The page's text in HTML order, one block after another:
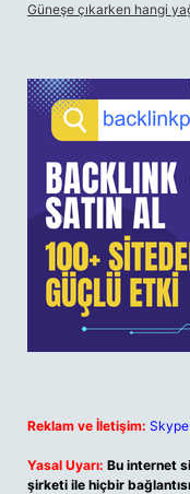
Güneşe çıkarken hangi
Reklam ve İletişim:
Yasal Uyarı: Bu internet
şirketi ile hiçbir